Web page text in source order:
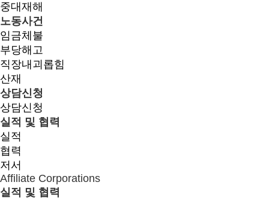
중대재해
노동사건
임금체불
부당해고
직장내괴롭힘
산재
상담신청
상담신청
실적 및 협력
실적
협력
저서
Affiliate Corporations
실적 및 협력